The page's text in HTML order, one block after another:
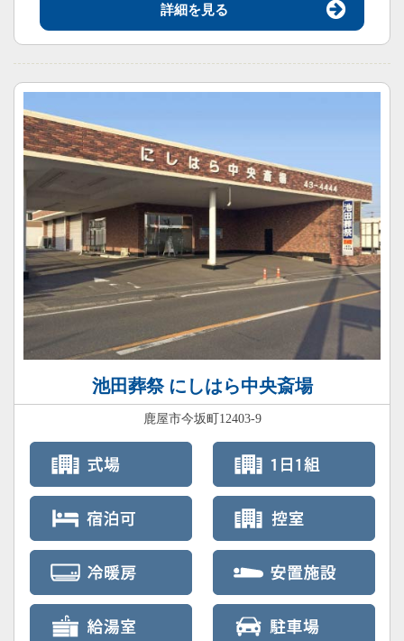
詳細を見る
池田葬祭 にしはら中央斎場
鹿屋市今坂町12403-9